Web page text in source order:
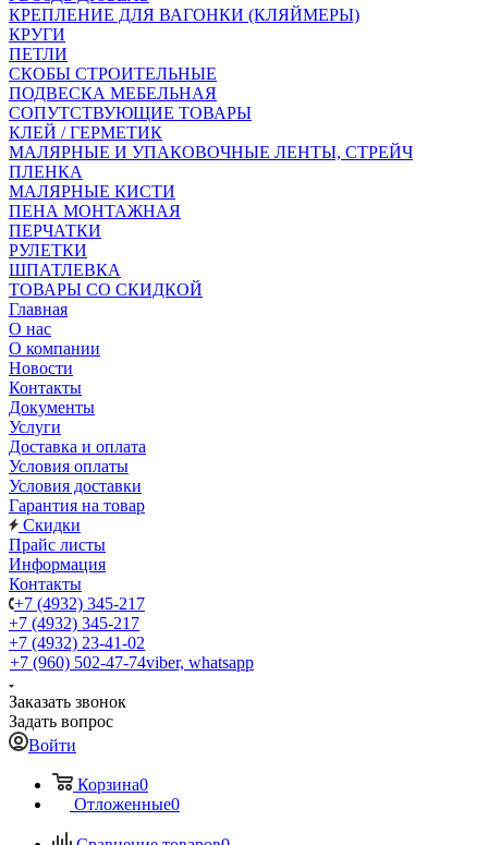
КРЕПЛЕНИЕ ДЛЯ ВАГОНКИ (КЛЯЙМЕРЫ)
КРУГИ
ПЕТЛИ
СКОБЫ СТРОИТЕЛЬНЫЕ
ПОДВЕСКА МЕБЕЛЬНАЯ
СОПУТСТВУЮЩИЕ ТОВАРЫ
КЛЕЙ / ГЕРМЕТИК
МАЛЯРНЫЕ И УПАКОВОЧНЫЕ ЛЕНТЫ, СТРЕЙЧ
ПЛЕНКА
МАЛЯРНЫЕ КИСТИ
ПЕНА МОНТАЖНАЯ
ПЕРЧАТКИ
РУЛЕТКИ
ШПАТЛЕВКА
ТОВАРЫ СО СКИДКОЙ
Главная
О нас
О компании
Новости
Контакты
Документы
Услуги
Доставка и оплата
Условия оплаты
Условия доставки
Гарантия на товар
Скидки
Прайс листы
Информация
Контакты
+7 (4932) 345-217
+7 (4932) 345-217
+7 (4932) 23-41-02
+7 (960) 502-47-74viber, whatsapp
Заказать звонок
Задать вопрос
Войти
Корзина0
Отложенные0